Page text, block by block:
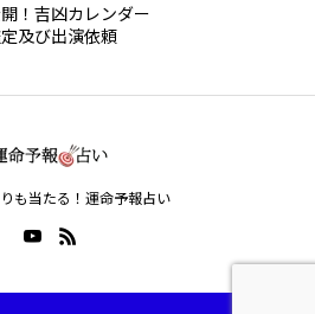
！吉凶カレンダー
及び出演依頼
も当たる！運命予報占い